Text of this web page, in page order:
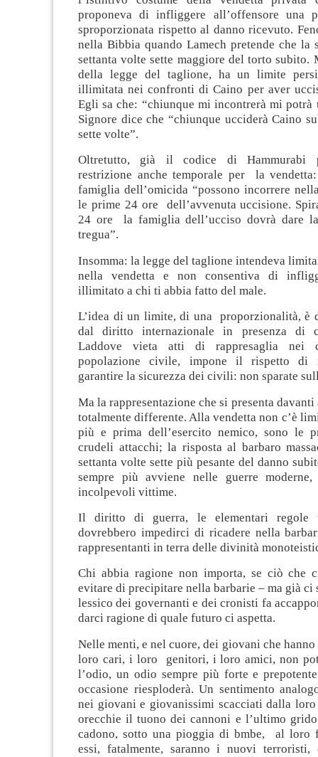
proponeva di infliggere all’offensore una
sproporzionata rispetto al danno ricevuto.
nella Bibbia quando Lamech pretende che la
settanta volte sette maggiore del torto subito.
della legge del taglione, ha un limite
illimitata nei confronti di Caino per aver
Egli sa che: “chiunque mi incontrerà mi potrà
Signore dice che “chiunque ucciderà Caino
sette volte”.
Oltretutto, già il codice di Hammurabi
restrizione anche temporale per la
famiglia dell’omicida “possono incorrere
le prime 24 ore dell’avvenuta uccisione.
24 ore la famiglia dell’ucciso dovrà dare
tregua”.
Insomma: la legge del taglione intendeva
nella vendetta e non consentiva di
illimitato a chi ti abbia fatto del male.
L’idea di un limite, di una proporzionalità, è
dal diritto internazionale in presenza di
Laddove vieta atti di rappresaglia nei
popolazione civile, impone il rispetto di
garantire la sicurezza dei civili: non sparate
Ma la rappresentazione che si presenta
totalmente differente. Alla vendetta non c’è
più e prima dell’esercito nemico, sono le
crudeli attacchi; la risposta al barbaro
settanta volte sette più pesante del danno
sempre più avviene nelle guerre
incolpevoli vittime.
Il diritto di guerra, le elementari regole
dovrebbero impedirci di ricadere nella
rappresentanti in terra delle divinità
Chi abbia ragione non importa, se ciò che
evitare di precipitare nella barbarie – ma già ci
lessico dei governanti e dei cronisti fa
darci ragione di quale futuro ci aspetta.
Nelle menti, e nel cuore, dei giovani che
loro cari, i loro genitori, i loro amici, non
l’odio, un odio sempre più forte e
occasione riesploderà. Un sentimento
nei giovani e giovanissimi scacciati dalla
orecchie il tuono dei cannoni e l’ultimo
cadono, sotto una pioggia di bmbe, al loro
essi, fatalmente, saranno i nuovi terroristi,